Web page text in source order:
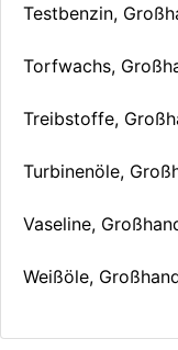
Testbenzin,
Torfwachs,
Treibstoffe,
Turbinenöle,
Vaseline,
Weißöle,